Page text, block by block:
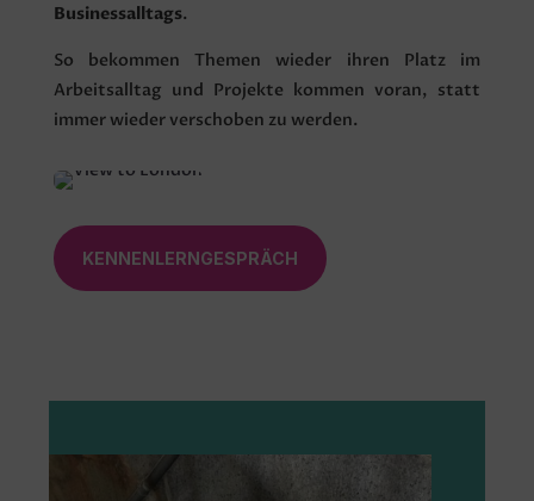
Businessalltags.
So bekommen Themen wieder ihren Platz im
Arbeitsalltag und Projekte kommen voran, statt
immer wieder verschoben zu werden.
KENNENLERNGESPRÄCH